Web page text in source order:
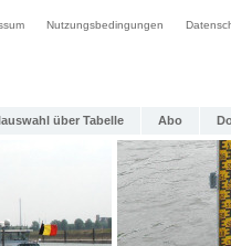
Nutzungsbedingungen
über Tabelle Abo